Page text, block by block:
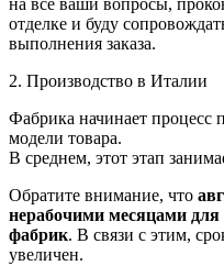
на все ваши вопросы,
отделке и буду
выполнения заказа.
2. Производство в Италии
Фабрика начинает процесс
модели товара.
В среднем, этот этап
Обратите внимание, что
нерабочими месяцами
фабрик. В связи с этим,
увеличен.